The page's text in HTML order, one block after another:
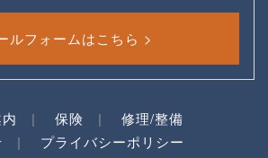
ルフォームはこちら >
保険
修理/整備
プライバシーポリシー